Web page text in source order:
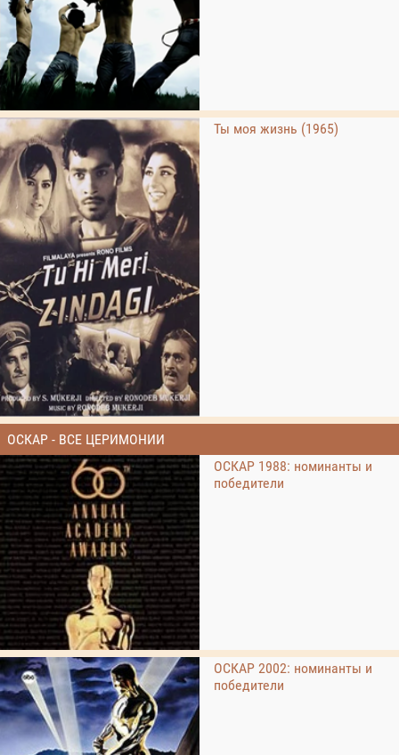
Ты моя жизнь (1965)
ОСКАР - ВСЕ ЦЕРИМОНИИ
ОСКАР 1988: номинанты и
победители
ОСКАР 2002: номинанты и
победители